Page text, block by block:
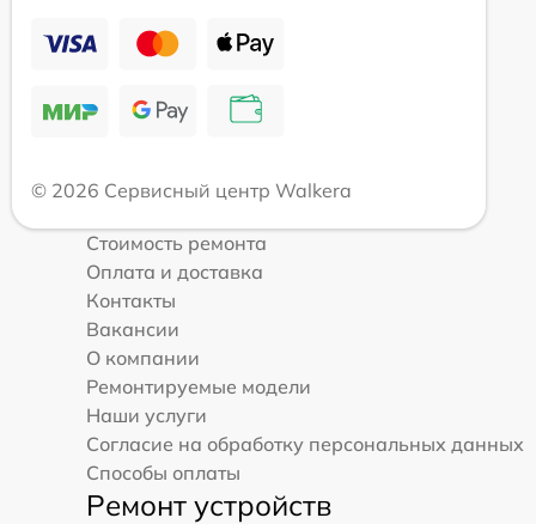
© 2026 Сервисный центр Walkera
Стоимость ремонта
Оплата и доставка
Контакты
Вакансии
О компании
Ремонтируемые модели
Наши услуги
Согласие на обработку персональных данных
Способы оплаты
Ремонт устройств